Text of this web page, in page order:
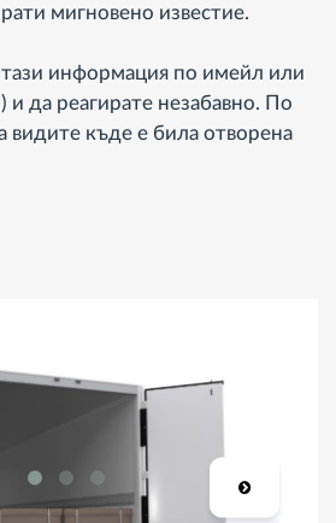
мигновено известие.
информация по имейл или
и да реагирате незабавно. По
видите къде е била отворена